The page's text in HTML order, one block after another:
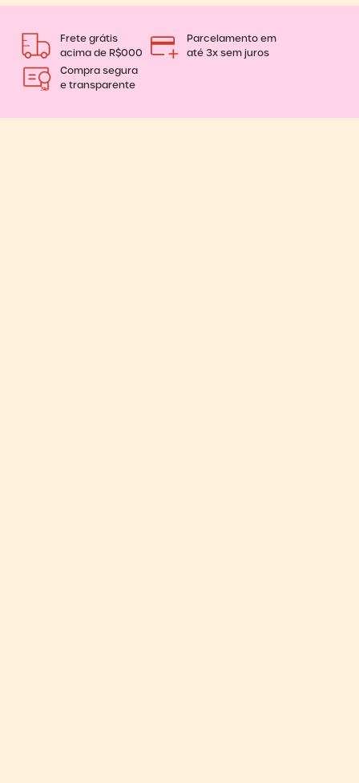
Frete grátis
acima de R$000
Parcelamento em
até 3x sem juros
Compra segura
e transparente